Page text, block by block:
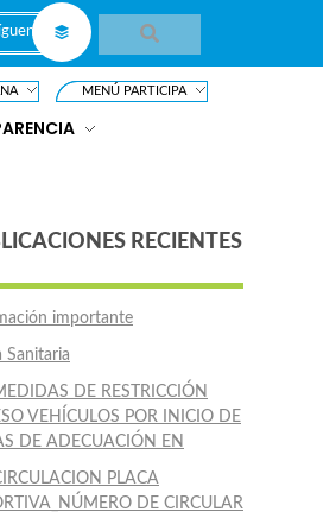
MENÚ PARTICIPA
RECIENTES
importante
Sanitaria
DE RESTRICCIÓN
VEHÍCULOS POR INICIO DE
DE ADECUACIÓN EN
PLACA
DE CIRCULAR